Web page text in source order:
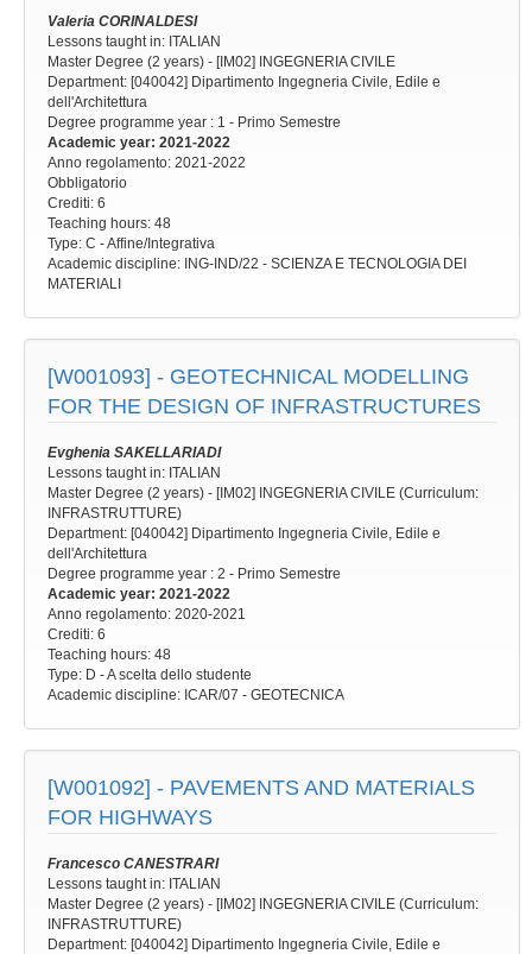
Valeria CORINALDESI
Lessons taught in: ITALIAN
Master Degree (2 years) - [IM02] INGEGNERIA CIVILE
Department: [040042] Dipartimento Ingegneria Civile, Edile e
dell'Architettura
Degree programme year : 1 - Primo Semestre
Academic year: 2021-2022
Anno regolamento: 2021-2022
Obbligatorio
Crediti: 6
Teaching hours: 48
Type: C - Affine/Integrativa
Academic discipline: ING-IND/22 - SCIENZA E TECNOLOGIA DEI
MATERIALI
[W001093] - GEOTECHNICAL MODELLING
FOR THE DESIGN OF INFRASTRUCTURES
Evghenia SAKELLARIADI
Lessons taught in: ITALIAN
Master Degree (2 years) - [IM02] INGEGNERIA CIVILE (Curriculum:
INFRASTRUTTURE)
Department: [040042] Dipartimento Ingegneria Civile, Edile e
dell'Architettura
Degree programme year : 2 - Primo Semestre
Academic year: 2021-2022
Anno regolamento: 2020-2021
Crediti: 6
Teaching hours: 48
Type: D - A scelta dello studente
Academic discipline: ICAR/07 - GEOTECNICA
[W001092] - PAVEMENTS AND MATERIALS
FOR HIGHWAYS
Francesco CANESTRARI
Lessons taught in: ITALIAN
Master Degree (2 years) - [IM02] INGEGNERIA CIVILE (Curriculum:
INFRASTRUTTURE)
Department: [040042] Dipartimento Ingegneria Civile, Edile e